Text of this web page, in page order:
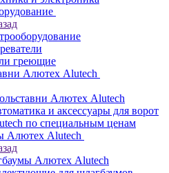
греющие
Алютех Alutech
Алютех Alutech
и аксессуары для ворот
по специальным ценам
Алютех Alutech
Алютех Alutech